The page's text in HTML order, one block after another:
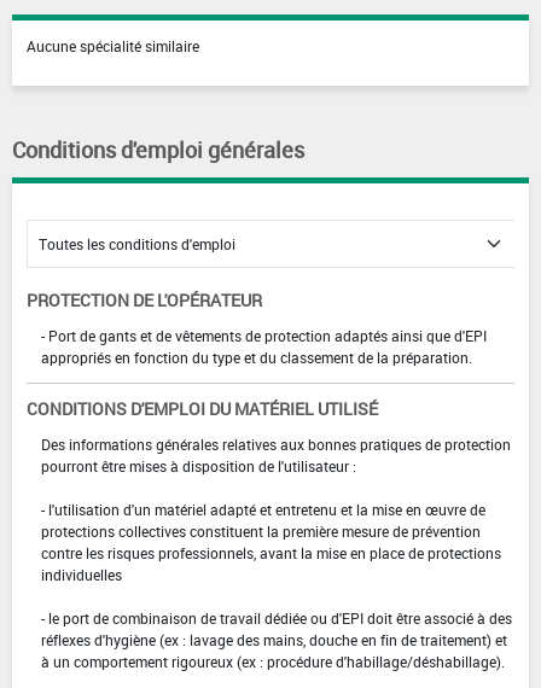
Aucune spécialité similaire
Conditions d'emploi générales
PROTECTION DE L'OPÉRATEUR
- Port de gants et de vêtements de protection adaptés ainsi que d'EPI
appropriés en fonction du type et du classement de la préparation.
CONDITIONS D'EMPLOI DU MATÉRIEL UTILISÉ
Des informations générales relatives aux bonnes pratiques de protection
pourront être mises à disposition de l'utilisateur :
- l'utilisation d'un matériel adapté et entretenu et la mise en œuvre de
protections collectives constituent la première mesure de prévention
contre les risques professionnels, avant la mise en place de protections
individuelles
- le port de combinaison de travail dédiée ou d'EPI doit être associé à des
réflexes d'hygiène (ex : lavage des mains, douche en fin de traitement) et
à un comportement rigoureux (ex : procédure d'habillage/déshabillage).